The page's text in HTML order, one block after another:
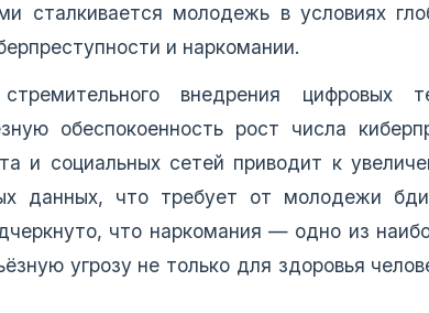
сталкивается молодежь в условиях
и наркомании.
внедрения цифровых
обеспокоенность рост числа
и социальных сетей приводит к
данных, что требует от молодежи
что наркомания — одно из
угрозу не только для здоровья